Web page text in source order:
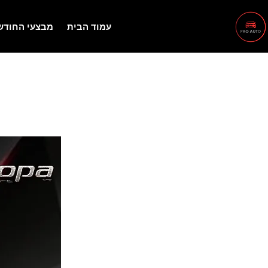
מבצעי עמוד הבית